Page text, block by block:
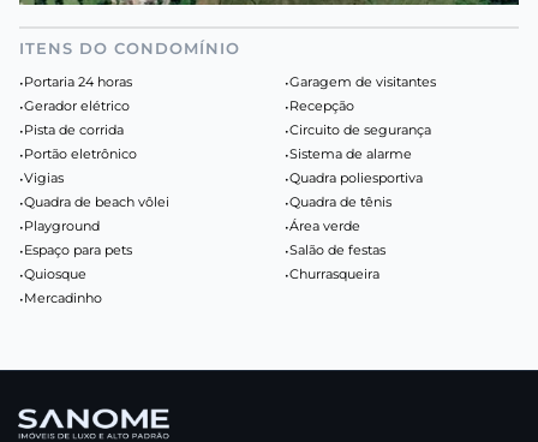
ITENS DO CONDOMÍNIO
•Portaria 24 horas •Garagem de visitantes
•Gerador elétrico •Recepção
•Pista de corrida •Circuito de segurança
•Portão eletrônico •Sistema de alarme
•Vigias •Quadra poliesportiva
•Quadra de beach vôlei •Quadra de tênis
•Playground •Área verde
•Espaço para pets •Salão de festas
•Quiosque •Churrasqueira
•Mercadinho